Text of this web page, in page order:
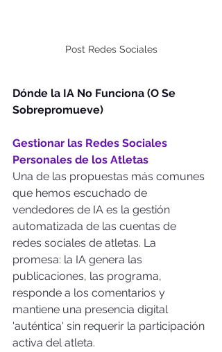
Post Redes Sociales
Dónde la IA No Funciona (O Se
Sobrepromueve)
Gestionar las Redes Sociales
Personales de los Atletas
Una de las propuestas más comunes
que hemos escuchado de
vendedores de IA es la gestión
automatizada de las cuentas de
redes sociales de atletas. La
promesa: la IA genera las
publicaciones, las programa,
responde a los comentarios y
mantiene una presencia digital
'auténtica' sin requerir la participación
activa del atleta.